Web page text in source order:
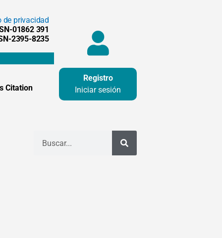
de privacidad
01862 391
2395-8235
Citation
Registro
Iniciar sesión